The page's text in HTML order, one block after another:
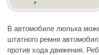
В автомобиле люлька
штатного ремня
против хода движения.